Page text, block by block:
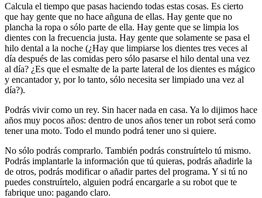
Calcula el tiempo que pasas haciendo todas estas cosas. Es cierto
que hay gente que no hace añguna de ellas. Hay gente que no
plancha la ropa o sólo parte de ella. Hay gente que se limpia los
dientes con la frecuencia justa. Hay gente que solamente se pasa el
hilo dental a la noche (¿Hay que limpiarse los dientes tres veces al
día después de las comidas pero sólo pasarse el hilo dental una vez
al día? ¿Es que el esmalte de la parte lateral de los dientes es mágico
y encantador y, por lo tanto, sólo necesita ser limpiado una vez al
día?).
Podrás vivir como un rey. Sin hacer nada en casa. Ya lo dijimos hace
años muy pocos años: dentro de unos años tener un robot será como
tener una moto. Todo el mundo podrá tener uno si quiere.
No sólo podrás comprarlo. También podrás construírtelo tú mismo.
Podrás implantarle la información que tú quieras, podrás añadirle la
de otros, podrás modificar o añadir partes del programa. Y si tú no
puedes construírtelo, alguien podrá encargarle a su robot que te
fabrique uno: pagando claro.